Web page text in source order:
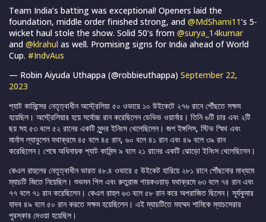
Team India’s batting was exceptional! Openers laid the
foundation, middle order finished strong, and @MdShami11’s 5-
wicket haul stole the show. Solid 50’s from @surya_14kumar
and @klrahul as well. Promising signs for India ahead of World
Cup. #IndvAus
— Robin Aiyuda Uthappa (@robbieuthappa) September 22,
2023
প্যাট কামিন্সের নেতৃত্বাধীন অস্ট্রেলিয়া ৫০ ওভারে ১০ উইকেটে ২৭৬ রানে পৌঁছতে সক্ষম
হয়েছিল। অস্ট্রেলিয়ার হয়ে সর্বোচ্চ রান করেছিলেন ডেভিড ওয়ার্নার। তিনি ৬টি চার এবং ২টি
ছয় সহ ৫৩ বলে ৫২ রানের একটি সুন্দর ইনিংস খেলেছিলেন। জশ ইঙ্গলিস, স্টিভ স্মিথ এবং
মার্নাস ল্যাবুশেন যথাক্রমে ৪৫ বলে ৪৫ রান, ৬০ বলে ৪১ রান এবং ৪৯ বলে ৩৯ রান
করেছিলেন। শেষে অধিনায়ক প্যাট কামিন্স ৯ বলে ২১ রানের একটি ঝোড়ো ইনিংস খেলেছিলেন।
কেএল রাহুলের নেতৃত্বাধীন ভারত ৪৮.৪ ওভারে ৫ উইকেট হারিয়ে ২৮১ রানে পৌঁছনোর মাধ্যমে
ম্যাচটি জিতে নিয়েছিল। শুভমন গিল এবং রুতুরাজ গায়কওয়াড় যথাক্রমে ৬৩ বলে ৭৪ রান এবং
৭৭ বলে ৭১ রান করেছিলেন। কেএল রাহুল ৬৩ বলে ৫৮ রান করে অপরাজিত ছিলেন। সূর্যকুমার
যাদব ৪৯ বলে ৫০ রান করতে সক্ষম হয়েছিলেন। এই ম্যাচটিতে মহম্মদ শামিকে ম্যাচসেরার
পুরস্কার দেওয়া হয়েছিল।